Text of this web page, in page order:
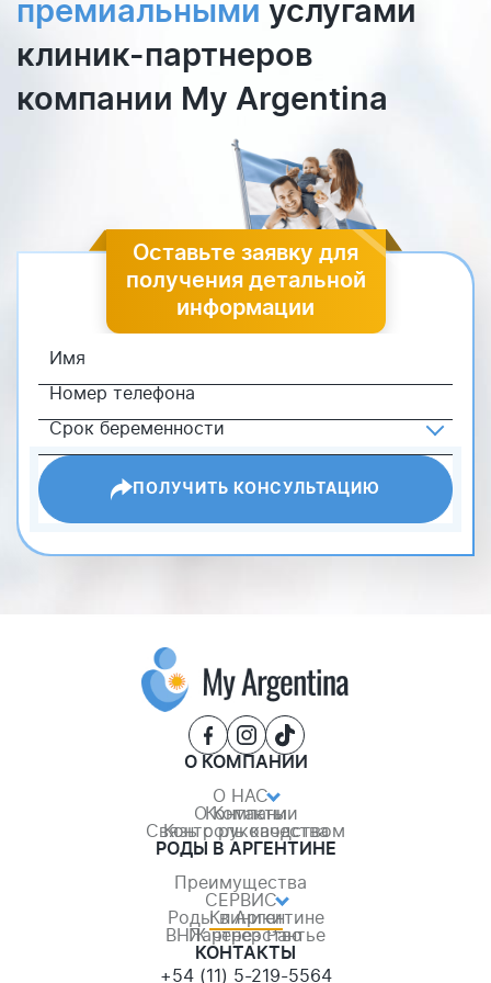
премиальными услугами
клиник-партнеров
компании My Argentina
Оставьте заявку для
получения детальной
информации
ПОЛУЧИТЬ КОНСУЛЬТАЦИЮ
О КОМПАНИИ
О НАС
О Компании
Связь с руководством
Контакты
Контроль качества
РОДЫ В АРГЕНТИНЕ
Преимущества
СЕРВИС
Роды в Аргентине
ВНЖ через Рантье
Клиники
Партнерство
+54 (11) 5-219-5564